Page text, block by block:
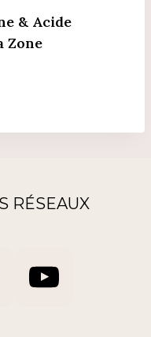
& Acide
Zone
RÉSEAUX